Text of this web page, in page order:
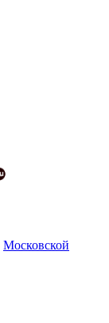
Московской